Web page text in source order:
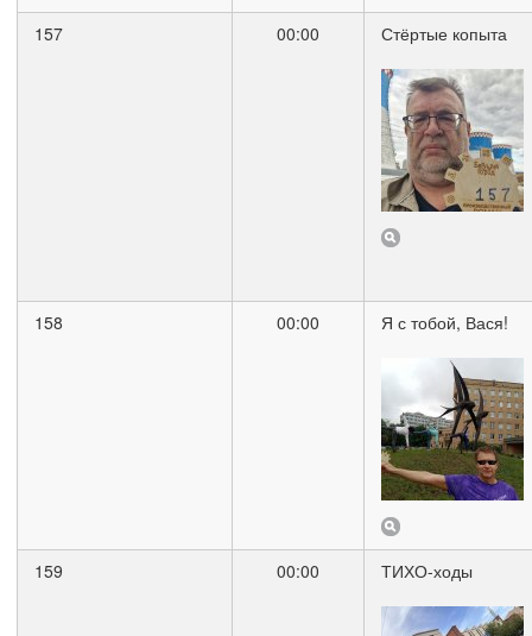
157 00:00 Стёртые копыта
158 00:00 Я с тобой, Вася!
159 00:00 ТИХО-ходы